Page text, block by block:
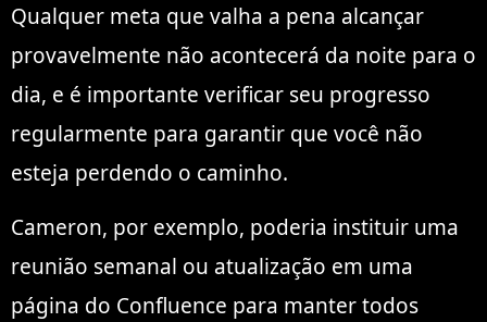
Qualquer meta que valha a pena alcançar
provavelmente não acontecerá da noite para o
dia, e é importante verificar seu progresso
regularmente para garantir que você não
esteja perdendo o caminho.
Cameron, por exemplo, poderia instituir uma
reunião semanal ou atualização em uma
página do Confluence para manter todos